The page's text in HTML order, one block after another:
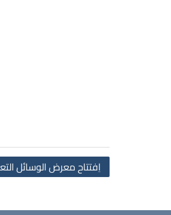
اِفتتاح معرض الوسائل